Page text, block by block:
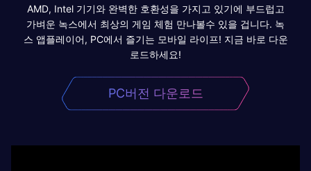
AMD, Intel 기기와 완벽한 호환성을 가지고 있기에 부드럽고
가벼운 녹스에서 최상의 게임 체험 만나볼수 있을 겁니다. 녹
스 앱플레이어, PC에서 즐기는 모바일 라이프! 지금 바로 다운
로드하세요!
PC버전 다운로드